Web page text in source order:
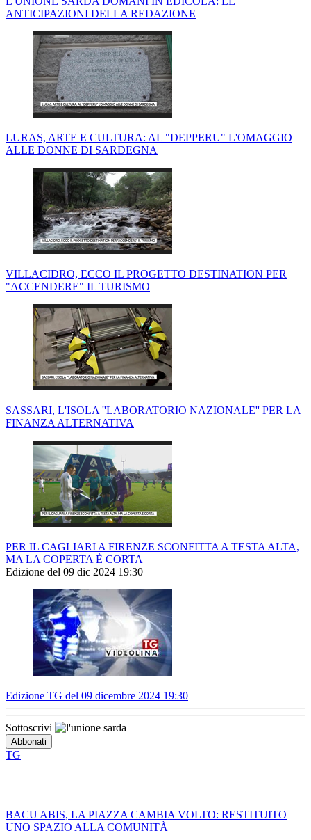
ANTICIPAZIONI DELLA REDAZIONE
LURAS, ARTE E CULTURA: AL "DEPPERU" L'OMAGGIO
ALLE DONNE DI SARDEGNA
VILLACIDRO, ECCO IL PROGETTO DESTINATION PER
"ACCENDERE" IL TURISMO
SASSARI, L'ISOLA ''LABORATORIO NAZIONALE'' PER LA
FINANZA ALTERNATIVA
PER IL CAGLIARI A FIRENZE SCONFITTA A TESTA ALTA,
MA LA COPERTA È CORTA
Edizione del 09 dic 2024 19:30
Edizione TG del 09 dicembre 2024 19:30
Sottoscrivi
TG
BACU ABIS, LA PIAZZA CAMBIA VOLTO: RESTITUITO
UNO SPAZIO ALLA COMUNITÀ